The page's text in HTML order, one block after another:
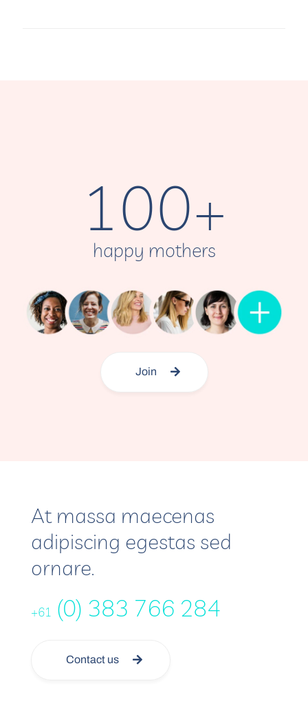
100+
happy mothers
Join
At massa maecenas
adipiscing egestas sed
ornare.
+61 (0) 383 766 284
Contact us